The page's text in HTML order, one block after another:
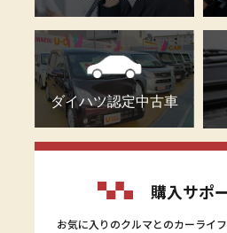
ダイハツ認定中古車
購入サポ
お気に入りのクルマとのカーライ